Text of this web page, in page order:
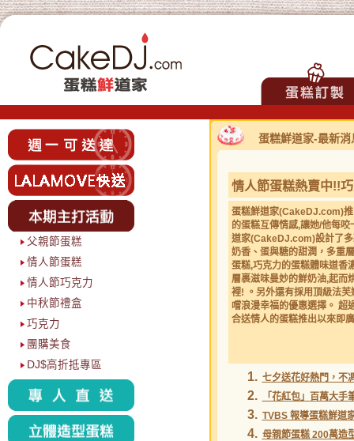
父親節蛋糕
情人節蛋糕
情人節巧克力
中秋節禮盒
巧克力
團購美食
DJ$高折抵專區
蛋糕鮮道家-最新消
情人節蛋糕熱賣中!!
蛋糕鮮道家(CakeDJ.com)
的蛋糕互傳情感,讓她/他每咬
道家(CakeDJ.com)設計了
奶香、蛋與糖的甜潤，多重
蛋糕,巧克力的蛋糕體味道香
層裹滋味曼妙的鮮奶油,起而
裡! 。另外還有採用頂級法
嚐浪漫幸福的優惠選擇。 超
合送情人的蛋糕推出以來即
1. 七夕送花好熱門，不
2. 「花紅包」百萬大手
3. TVBS 報導蛋糕鮮道
4. 母親節蛋糕 200萬造